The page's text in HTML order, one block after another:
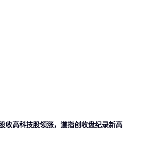
收高科技股领涨，道指创收盘纪录新高